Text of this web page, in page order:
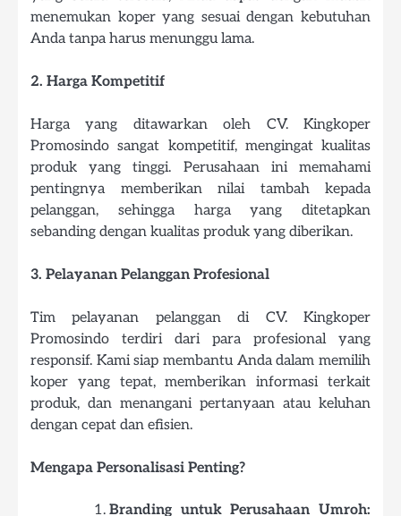
menemukan koper yang sesuai dengan kebutuhan
Anda tanpa harus menunggu lama.
2. Harga Kompetitif
Harga yang ditawarkan oleh CV. Kingkoper
Promosindo sangat kompetitif, mengingat kualitas
produk yang tinggi. Perusahaan ini memahami
pentingnya memberikan nilai tambah kepada
pelanggan, sehingga harga yang ditetapkan
sebanding dengan kualitas produk yang diberikan.
3. Pelayanan Pelanggan Profesional
Tim pelayanan pelanggan di CV. Kingkoper
Promosindo terdiri dari para profesional yang
responsif. Kami siap membantu Anda dalam memilih
koper yang tepat, memberikan informasi terkait
produk, dan menangani pertanyaan atau keluhan
dengan cepat dan efisien.
Mengapa Personalisasi Penting?
Branding untuk Perusahaan Umroh: